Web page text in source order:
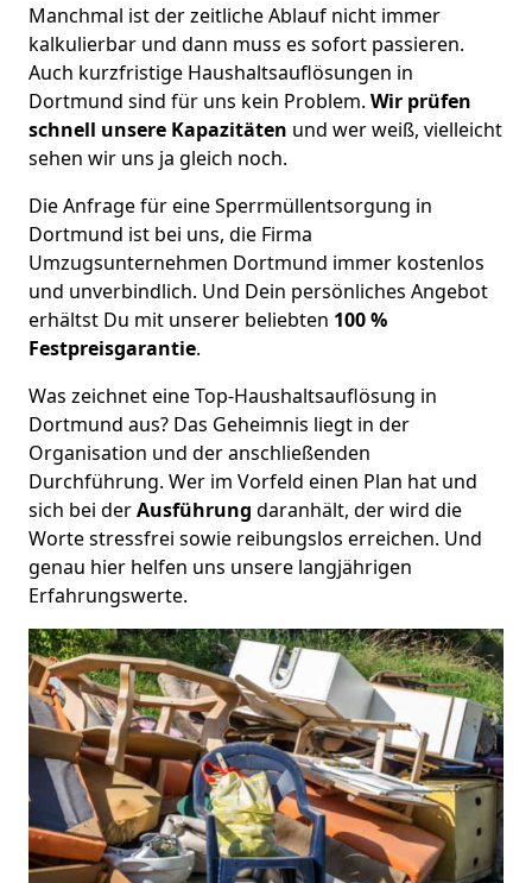
Manchmal ist der zeitliche Ablauf nicht immer
kalkulierbar und dann muss es sofort passieren.
Auch kurzfristige Haushaltsauflösungen in
Dortmund sind für uns kein Problem. Wir prüfen
schnell unsere Kapazitäten und wer weiß, vielleicht
sehen wir uns ja gleich noch.
Die Anfrage für eine Sperrmüllentsorgung in
Dortmund ist bei uns, die Firma
Umzugsunternehmen Dortmund immer kostenlos
und unverbindlich. Und Dein persönliches Angebot
erhältst Du mit unserer beliebten 100 %
Festpreisgarantie.
Was zeichnet eine Top-Haushaltsauflösung in
Dortmund aus? Das Geheimnis liegt in der
Organisation und der anschließenden
Durchführung. Wer im Vorfeld einen Plan hat und
sich bei derAusführung daranhält, der wird die
Worte stressfrei sowie reibungslos erreichen. Und
genau hier helfen uns unsere langjährigen
Erfahrungswerte.